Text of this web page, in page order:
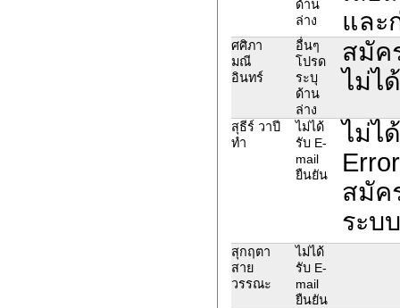
ด้าน
ล่าง
และ
ศศิภา
มณี
อินทร์
อื่นๆ
โปรด
ระบุ
ด้าน
ล่าง
สมัค
ไม่ไ
สุธีร์ วาปี
ทำ
ไม่ได้
รับ E-
mail
ยืนยัน
ไม่ไ
สมัค
ระบ
สุกฤตา
สาย
วรรณะ
ไม่ได้
รับ E-
mail
ยืนยัน